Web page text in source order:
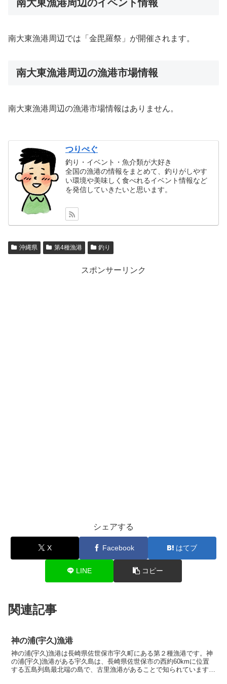
南大東漁港周辺のイベント情報
南大東漁港周辺では「金毘羅祭」が開催されます。
南大東漁港周辺の漁港市場情報
南大東漁港周辺の漁港市場情報はありません。
つりぺぐ
釣り・イベント・魚介類が大好き
全国の漁港の情報をまとめて、釣りがしやす
い環境や美味しく食べれるイベント情報など
を発信していきたいと思います。
沖縄県 第4種漁港 釣り
スポンサーリンク
シェアする
X Facebook はてブ
LINE コピー
関連記事
神の浦(宇久)漁港
神の浦(宇久)漁港は長崎県佐世保市宇久町にある第２種漁港です。神
の浦(宇久)漁港がある宇久島は、長崎県佐世保市の西約60kmに位置
する五島列島最北端の島で、古里漁港があることで知られています。